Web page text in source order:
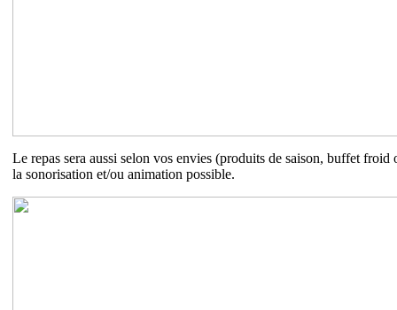
Le repas sera aussi selon vos envies (produits de saison, buffet
la sonorisation et/ou animation possible.